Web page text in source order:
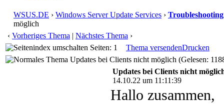
WSUS.DE › Windows Server Update Services › Troubleshooting
möglich
‹ Vorheriges Thema | Nächstes Thema ›
Seiten: 1
Thema versendenDrucken
Updates bei Clients nicht möglich (Gelesen:
Updates bei Clients nicht
14.10.22 um 11:11:39
Hallo zusammen,